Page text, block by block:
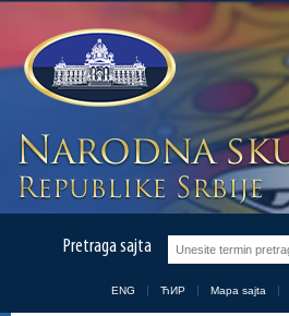
Pretraga sajta
ENG ЋИР Mapa sajta